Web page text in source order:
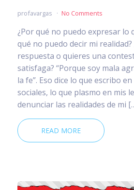
profavargas No Comments
¿Por qué no puedo expresar lo
qué no puedo decir mi realidad?
respuesta o quieres una
satisfaga? “Porque soy mala
la fe”. Eso dice lo que escribo
sociales, lo que plasmo en mis
denunciar las realidades de mi
READ MORE